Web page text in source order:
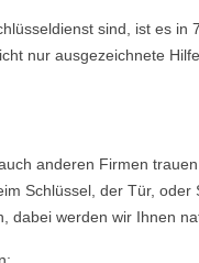
sind, ist es
nur ausgezeichnete
anderen Firmen
Schlüssel, der Tür,
werden wir Ihnen